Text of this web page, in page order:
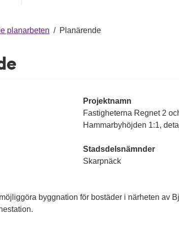
planarbeten / Planärende
Projektnamn
Fastigheterna Regnet 2
Hammarbyhöjden 1:1,
Stadsdelsnämnder
Skarpnäck
byggnation för bostäder i närheten av